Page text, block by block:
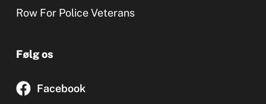
Row For Police Veterans
Følg os
Facebook